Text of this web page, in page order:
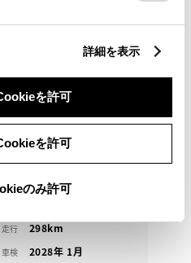
詳細を表示
を許可
を許可
のみ許可
＆バックモニターを搭載！
9.5万円
合 ※ 消費税10％込み
ーナス払い無し
々36,800円
走行 298km
車検 2028年 1月